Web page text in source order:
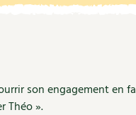
son engagement en
Théo ».